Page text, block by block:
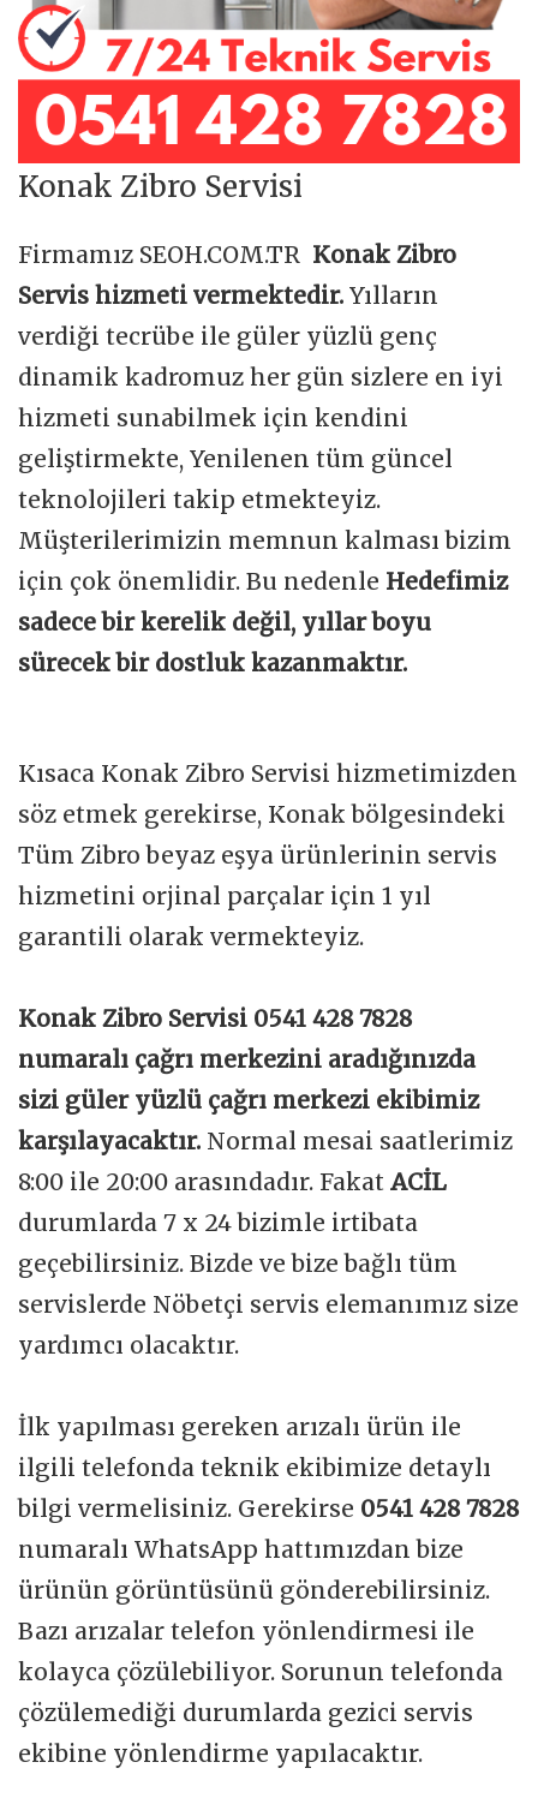
Konak Zibro Servisi
Firmamız SEOH.COM.TR Konak Zibro
Servis hizmeti vermektedir. Yılların
verdiği tecrübe ile güler yüzlü genç
dinamik kadromuz her gün sizlere en iyi
hizmeti sunabilmek için kendini
geliştirmekte, Yenilenen tüm güncel
teknolojileri takip etmekteyiz.
Müşterilerimizin memnun kalması bizim
için çok önemlidir. Bu nedenle Hedefimiz
sadece bir kerelik değil, yıllar boyu
sürecek bir dostluk kazanmaktır.
Kısaca Konak Zibro Servisi hizmetimizden
söz etmek gerekirse, Konak bölgesindeki
Tüm Zibro beyaz eşya ürünlerinin servis
hizmetini orjinal parçalar için 1 yıl
garantili olarak vermekteyiz.
Konak Zibro Servisi 0541 428 7828
numaralı çağrı merkezini aradığınızda
sizi güler yüzlü çağrı merkezi ekibimiz
karşılayacaktır. Normal mesai saatlerimiz
8:00 ile 20:00 arasındadır. Fakat ACİL
durumlarda 7 x 24 bizimle irtibata
geçebilirsiniz. Bizde ve bize bağlı tüm
servislerde Nöbetçi servis elemanımız size
yardımcı olacaktır.
İlk yapılması gereken arızalı ürün ile
ilgili telefonda teknik ekibimize detaylı
bilgi vermelisiniz. Gerekirse 0541 428 7828
numaralı WhatsApp hattımızdan bize
ürünün görüntüsünü gönderebilirsiniz.
Bazı arızalar telefon yönlendirmesi ile
kolayca çözülebiliyor. Sorunun telefonda
çözülemediği durumlarda gezici servis
ekibine yönlendirme yapılacaktır.